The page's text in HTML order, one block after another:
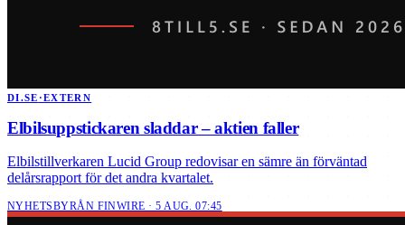
DI.SE ·EXTERN
Elbilsuppstickaren sladdar – aktien faller
Elbilstillverkaren Lucid Group redovisar en sämre än förväntad
delårsrapport för det andra kvartalet.
NYHETSBYRÅN FINWIRE · 5 AUG. 07:45